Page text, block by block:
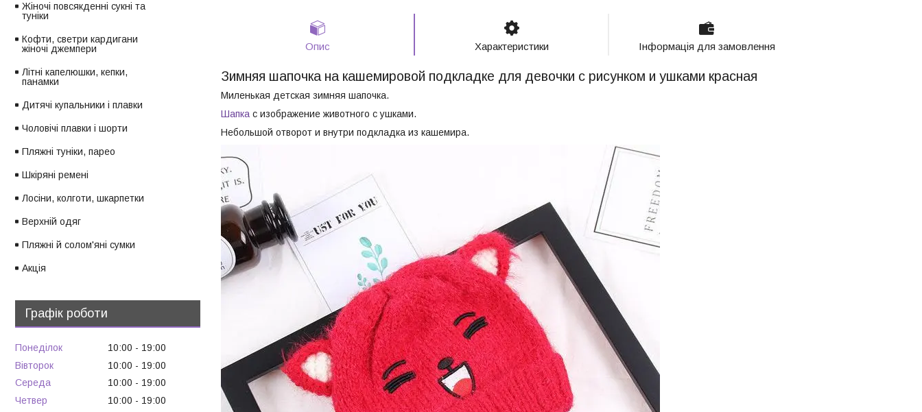
Опис Характеристики Інформація для замовлення
Зимняя шапочка на кашемировой подкладке для девочки с рисунком и ушками красная
Миленькая детская зимняя шапочка.
Шапка с изображение животного с ушками.
Небольшой отворот и внутри подкладка из кашемира.
Жіночі повсякденні сукні та
туніки
Кофти, светри кардигани
жіночі джемпери
Літні капелюшки, кепки,
панамки
Дитячі купальники і плавки
Чоловічі плавки і шорти
Пляжні туніки, парео
Шкіряні ремені
Лосіни, колготи, шкарпетки
Верхній одяг
Пляжні й солом'яні сумки
Акція
Графік роботи
Понеділок 10:00
19:00
Вівторок
10:00
19:00
Середа
10:00
19:00
Четвер
10:00
19:00